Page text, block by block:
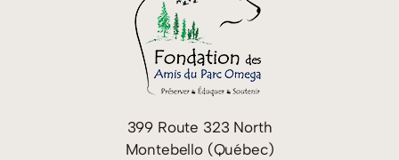
399 Route 323 North
Montebello (Québec)